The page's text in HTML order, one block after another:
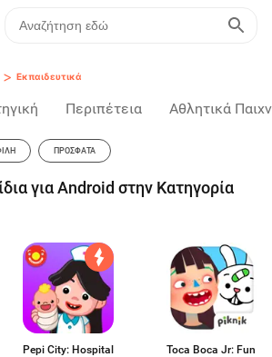
> Εκπαιδευτικά
Περιπέτεια Αθλητικά
ΠΡΌΣΦΑΤΑ
για Android στην Κατηγορία
Pepi City: Hospital
Toca Boca Jr: Fun